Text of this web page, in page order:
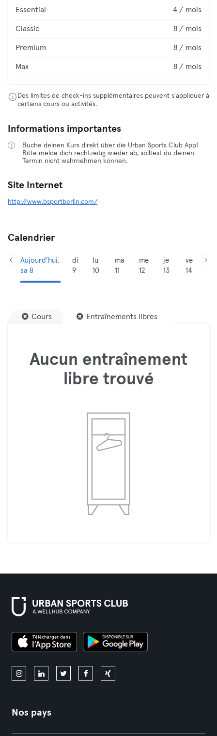
Essential 4 / mois
Classic 8 / mois
Premium 8 / mois
Max 8 / mois
Des limites de check-ins supplémentaires peuvent s'appliquer à
certains cours ou activités.
Informations importantes
Buche deinen Kurs direkt über die Urban Sports Club App!
Bitte melde dich rechtzeitig wieder ab, solltest du deinen
Termin nicht wahrnehmen können.
Site Internet
http://www.bsportberlin.com/
Calendrier
Aujourd’hui,
sa 8
di
9
lu
10
ma
11
me
12
je
13
ve
14
Cours Entraînements libres
Aucun entraînement
libre trouvé
Nos pays